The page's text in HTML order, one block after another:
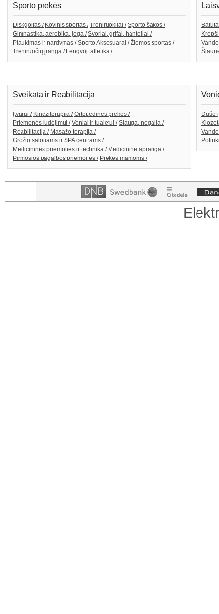
Sporto prekės
Diskgolfas / Kovinis sportas / Treniruokliai / Sporto šakos /
Gimnastika, aerobika, joga / Svoriai, grifai, hanteliai /
Plaukimas ir nardymas / Sporto Aksesuarai / Žiemos sportas /
Treniruočių įranga / Lengvoji atletika /
Sveikata ir Reabilitacija
Įtvarai / Kineziterapija / Ortopedines prekės /
Priemonės judėjimui / Voniai ir tualetui / Slauga, negalia /
Reabilitacija / Masažo terapija /
Grožio salonams ir SPA centrams /
Medicininės priemonės ir technika / Medicininė apranga /
Pirmosios pagalbos priemonės / Prekės mamoms /
Dušo